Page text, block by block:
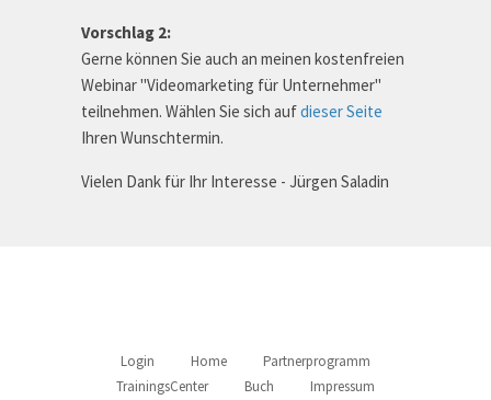
Vorschlag 2:
Gerne können Sie auch an meinen kostenfreien
Webinar "Videomarketing für Unternehmer"
teilnehmen. Wählen Sie sich aufdieser Seite
Ihren Wunschtermin.
Vielen Dank für Ihr Interesse - Jürgen Saladin
Login Home
Partnerprogramm
TrainingsCenter
Buch Impressum